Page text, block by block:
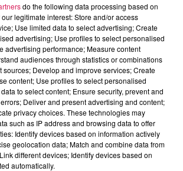
do the following data processing based on
legitimate interest: Store and/or access
Use limited data to select advertising; Create
advertising; Use profiles to select personalised
advertising performance; Measure content
audiences through statistics or combinations
sources; Develop and improve services; Create
content; Use profiles to select personalised
to select content; Ensure security, prevent and
Deliver and present advertising and content;
privacy choices. These technologies may
such as IP address and browsing data to offer
Identify devices based on information actively
geolocation data; Match and combine data from
different devices; Identify devices based on
automatically.